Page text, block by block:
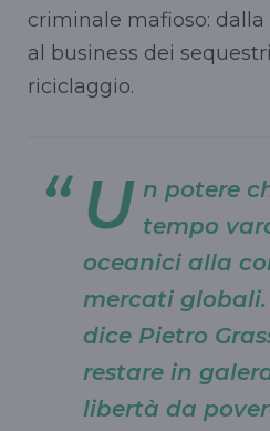
criminale mafioso:
al business dei
riciclaggio.
U n potere
tempo
oceanici alla
mercati globali.
dice Pietro
restare in
libertà da